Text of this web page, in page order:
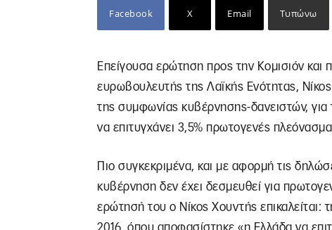
Facebook X Email Τυπώνω
Επείγουσα ερώτηση προς την Κομισιόν
ευρωβουλευτής της Λαϊκής Ενότητας,
της συμφωνίας κυβέρνησης-δανειστών,
να επιτυγχάνει 3,5% πρωτογενές
Πιο συγκεκριμένα, και με αφορμή τις
κυβέρνηση δεν έχει δεσμευθεί για
ερώτησή του ο Νίκος Χουντής
2016, όπου αποφασίστηκε «η Ελλάδα να